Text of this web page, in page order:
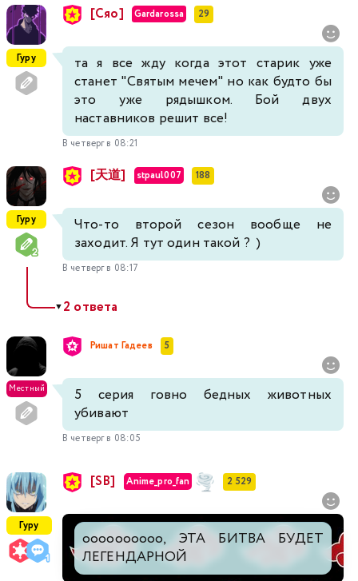
Гуру
[Сяо] Gardarossa 29
та я все жду когда этот старик уже
станет "Святым мечем" но как будто бы
это уже рядышком. Бой двух
наставников решит все!
В четверг в 08:21
Гуру
[天道] stpaul007 188
Что-то второй сезон вообще не
заходит. Я тут один такой ? )
В четверг в 08:17
▼2 ответа
Местный
Ришат Гадеев 5
5 серия говно бедных животных
убивают
В четверг в 08:05
Гуру
[SB] Anime_pro_fan 2 529
оооооооооо, ЭТА БИТВА БУДЕТ
ЛЕГЕНДАРНОЙ